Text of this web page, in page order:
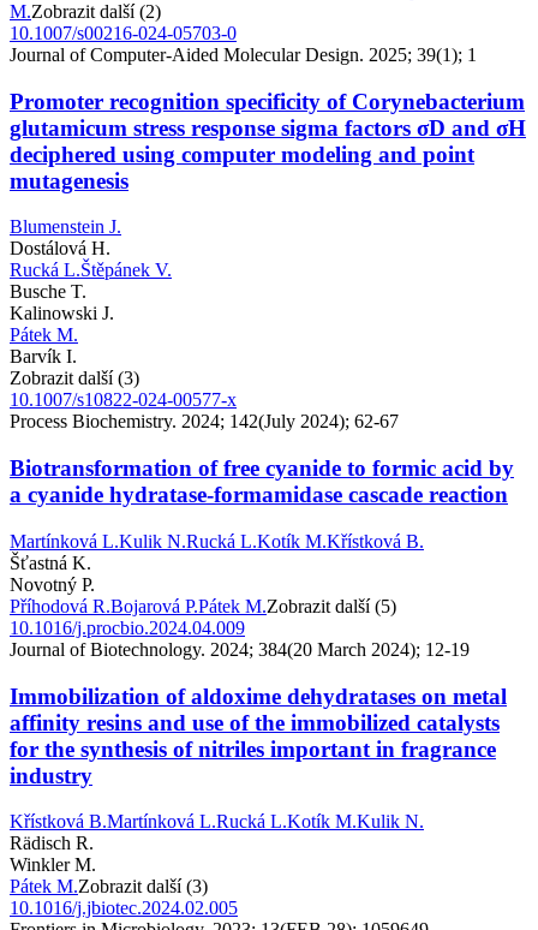
M.Zobrazit další (2)
10.1007/s00216-024-05703-0
Journal of Computer-Aided Molecular Design. 2025; 39(1); 1
Promoter recognition specificity of Corynebacterium
glutamicum stress response sigma factors σD and σH
deciphered using computer modeling and point
mutagenesis
Blumenstein J.
Dostálová H.
Rucká L.Štěpánek V.
Busche T.
Kalinowski J.
Pátek M.
Barvík I.
Zobrazit další (3)
10.1007/s10822-024-00577-x
Process Biochemistry. 2024; 142(July 2024); 62-67
Biotransformation of free cyanide to formic acid by
a cyanide hydratase-formamidase cascade reaction
Martínková L.Kulik N.Rucká L.Kotík M.Křístková B.
Šťastná K.
Novotný P.
Příhodová R.Bojarová P.Pátek M.Zobrazit další (5)
10.1016/j.procbio.2024.04.009
Journal of Biotechnology. 2024; 384(20 March 2024); 12-19
Immobilization of aldoxime dehydratases on metal
affinity resins and use of the immobilized catalysts
for the synthesis of nitriles important in fragrance
industry
Křístková B.Martínková L.Rucká L.Kotík M.Kulik N.
Rädisch R.
Winkler M.
Pátek M.Zobrazit další (3)
10.1016/j.jbiotec.2024.02.005